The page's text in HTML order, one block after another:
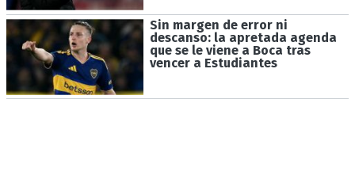
Sin margen de error ni
descanso: la apretada agenda
que se le viene a Boca tras
vencer a Estudiantes